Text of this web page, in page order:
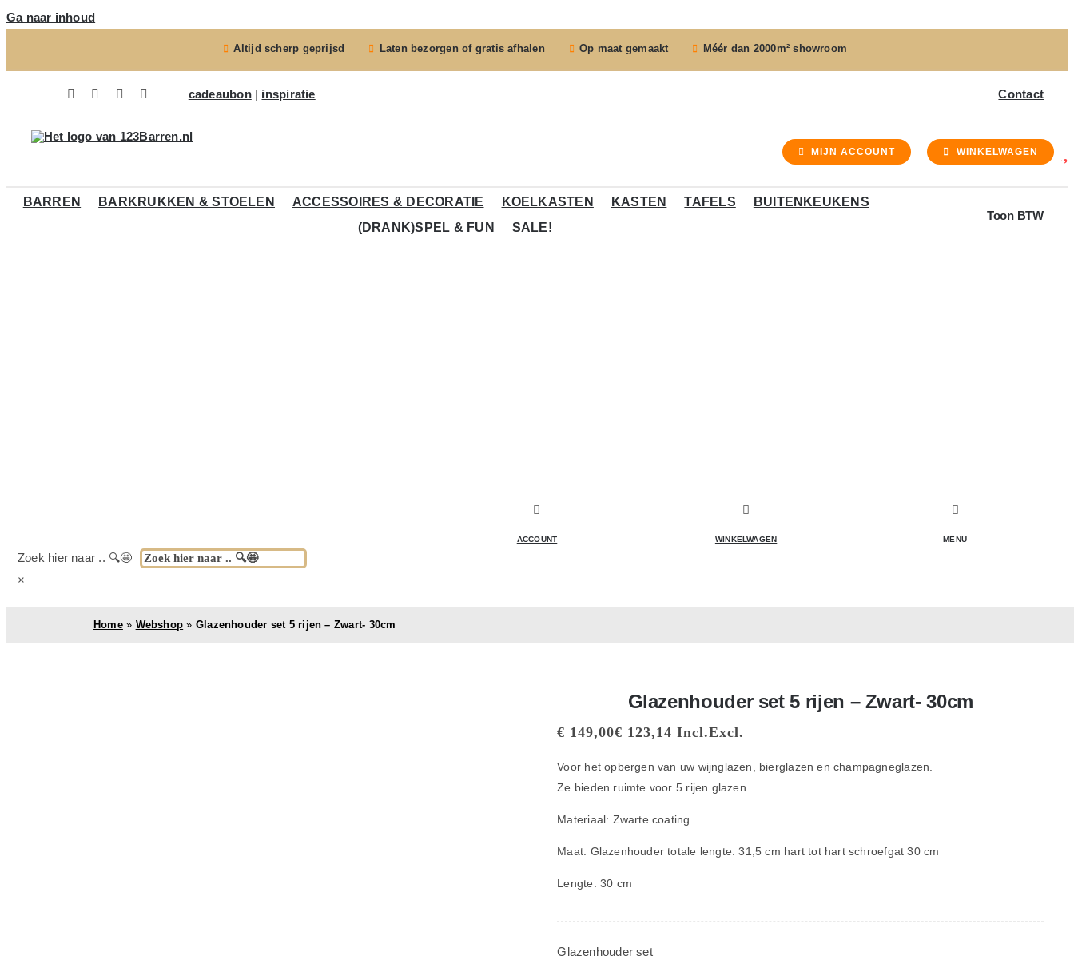
Ga naar inhoud
Altijd scherp geprijsd Laten bezorgen of gratis afhalen Op maat gemaakt Méér dan 2000m² showroom
cadeaubon| inspiratie Contact
MIJN ACCOUNT WINKELWAGEN
BARREN BARKRUKKEN & STOELEN ACCESSOIRES & DECORATIE KOELKASTEN KASTEN TAFELS
BUITENKEUKENS
(DRANK)SPEL & FUN
SALE!
Toon BTW
ACCOUNT WINKELWAGEN MENU
Zoek hier naar .. 🔍🤩
×
Home» Webshop » Glazenhouder set 5 rijen – Zwart- 30cm
Glazenhouder set 5 rijen – Zwart- 30cm
€ 149,00€ 123,14 Incl.Excl.
Voor het opbergen van uw wijnglazen, bierglazen en champagneglazen.
Ze bieden ruimte voor 5 rijen glazen
Materiaal: Zwarte coating
Maat: Glazenhouder totale lengte: 31,5 cm hart tot hart schroefgat 30 cm
Lengte: 30 cm
Glazenhouder set